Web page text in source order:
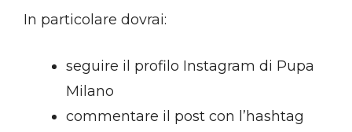
In particolare dovrai:
seguire il profilo Instagram di Pupa
Milano
commentare il post con l’hashtag